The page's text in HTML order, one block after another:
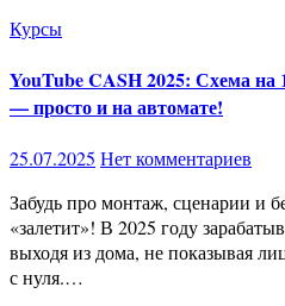
Курсы
YouTube CASH 2025: Схема на
— просто и на автомате!
25.07.2025 Нет комментариев
Забудь про монтаж, сценарии и бесконечную надежду на
«залетит»! В 2025 году
выходя из дома, не показывая
с нуля.…